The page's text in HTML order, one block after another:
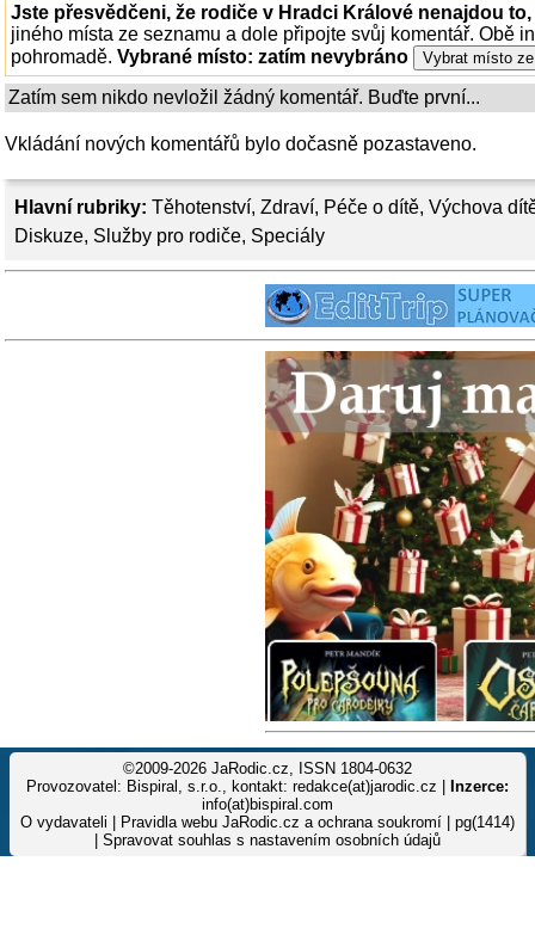
Hlavní rubriky: Těhotenství, Zdraví, Péče o dítě, Výchova
Diskuze, Služby pro rodiče, Speciály
Jste přesvědčeni, že rodiče v Hradci Králové nenajdou
jiného místa ze seznamu a dole připojte svůj komentář. Obě
pohromadě. Vybrané místo: zatím nevybráno
Zatím sem nikdo nevložil žádný komentář. Buďte první...
Vkládání nových komentářů bylo dočasně pozastaveno.
©2009-2026 JaRodic.cz, ISSN 1804-0632
Provozovatel: Bispiral, s.r.o., kontakt: redakce(at)jarodic.cz |
Inzerce:
info(at)bispiral.com
O vydavateli
Pravidla webu JaRodic.cz a ochrana soukromí | pg(1414)
Spravovat souhlas s nastavením osobních údajů